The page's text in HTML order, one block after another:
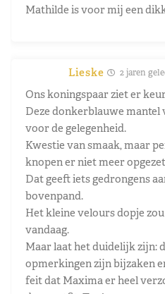
Mathilde is voor mij een
Lieske 2 jaren
Ons koningspaar ziet er
Deze donkerblauwe mantel
voor de gelegenheid.
Kwestie van smaak, maar
knopen er niet meer
Dat geeft iets gedrongens
bovenpand.
Het kleine velours dopje
vandaag.
Maar laat het duidelijk zijn:
opmerkingen zijn bijzaken
feit dat Maxima er heel